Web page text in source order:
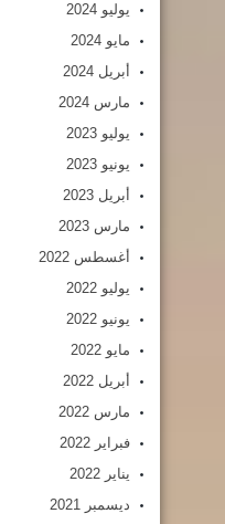
يوليو 2024
مايو 2024
أبريل 2024
مارس 2024
يوليو 2023
يونيو 2023
أبريل 2023
مارس 2023
أغسطس 2022
يوليو 2022
يونيو 2022
مايو 2022
أبريل 2022
مارس 2022
فبراير 2022
يناير 2022
ديسمبر 2021